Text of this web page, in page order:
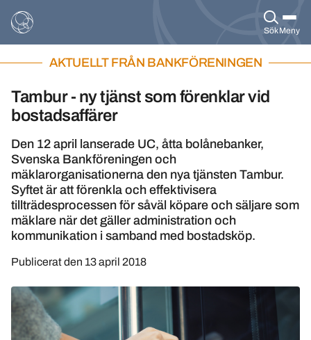
SökMeny
AKTUELLT FRÅN BANKFÖRENINGEN
Tambur - ny tjänst som förenklar vid
bostadsaffärer
Den 12 april lanserade UC, åtta bolånebanker,
Svenska Bankföreningen och
mäklarorganisationerna den nya tjänsten Tambur.
Syftet är att förenkla och effektivisera
tillträdesprocessen för såväl köpare och säljare som
mäklare när det gäller administration och
kommunikation i samband med bostadsköp.
Publicerat den 13 april 2018